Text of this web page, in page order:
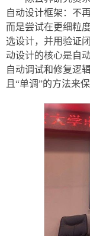
自动设计框架：不
而是尝试在更细粒
选设计，并用验证
动设计的核心是自
自动调试和修复逻
且“单调”的方法来